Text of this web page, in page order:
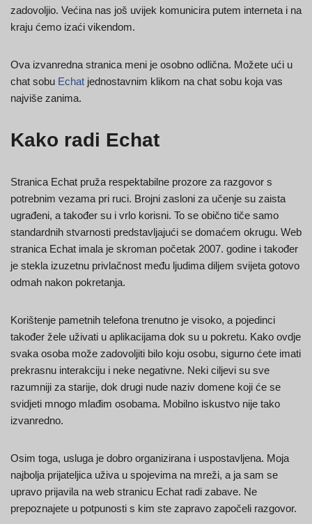
zadovoljio. Većina nas još uvijek komunicira putem interneta i na
kraju ćemo izaći vikendom.
Ova izvanredna stranica meni je osobno odlična. Možete ući u
chat sobu Echat jednostavnim klikom na chat sobu koja vas
najviše zanima.
Kako radi Echat
Stranica Echat pruža respektabilne prozore za razgovor s
potrebnim vezama pri ruci. Brojni zasloni za učenje su zaista
ugrađeni, a također su i vrlo korisni. To se obično tiče samo
standardnih stvarnosti predstavljajući se domaćem okrugu. Web
stranica Echat imala je skroman početak 2007. godine i također
je stekla izuzetnu privlačnost među ljudima diljem svijeta gotovo
odmah nakon pokretanja.
Korištenje pametnih telefona trenutno je visoko, a pojedinci
također žele uživati u aplikacijama dok su u pokretu. Kako ovdje
svaka osoba može zadovoljiti bilo koju osobu, sigurno ćete imati
prekrasnu interakciju i neke negativne. Neki ciljevi su sve
razumniji za starije, dok drugi nude naziv domene koji će se
svidjeti mnogo mlađim osobama. Mobilno iskustvo nije tako
izvanredno.
Osim toga, usluga je dobro organizirana i uspostavljena. Moja
najbolja prijateljica uživa u spojevima na mreži, a ja sam se
upravo prijavila na web stranicu Echat radi zabave. Ne
prepoznajete u potpunosti s kim ste zapravo započeli razgovor.